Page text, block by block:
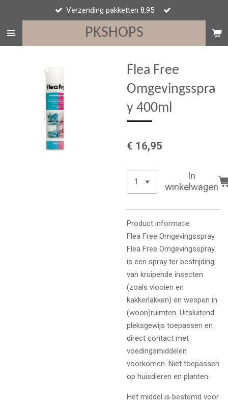
naar
PKSHOPS
Verzending pakketten 8,95
Flea Free
Omgevingsspra
y 400ml
€ 16,95
In
winkelwagen
Product informatie
Flea Free Omgevingsspray
Flea Free Omgevingsspray
is een spray ter bestrijding
van kruipende insecten
(zoals vlooien en
kakkerlakken) en wespen in
(woon)ruimten. Uitsluitend
pleksgewijs toepassen en
direct contact met
voedingsmiddelen
voorkomen. Niet toepassen
op huisdieren en planten.
Het middel is bestemd voor